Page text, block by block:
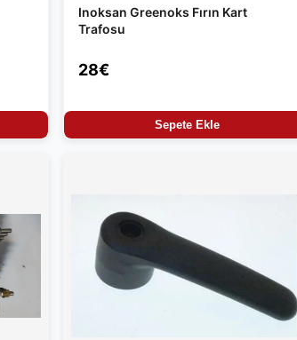
Inoksan Greenoks Fırın Kart
Trafosu
28€
Sepete Ekle